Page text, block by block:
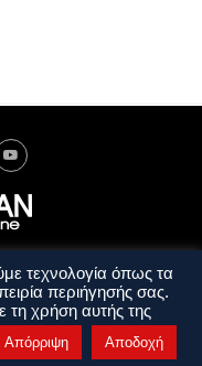
Όροι Χρήσης
τεχνολογία όπως τα
περιήγησής σας.
τη χρήση αυτής της
Απόρριψη Αποδοχή